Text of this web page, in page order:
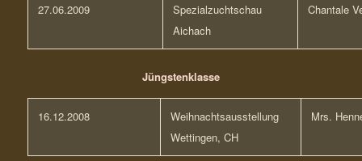
27.06.2009
Spezialzuchtschau
Aichach
Chantale
Jüngstenklasse
16.12.2008
Weihnachtsausstellung
Wettingen, CH
Mrs.